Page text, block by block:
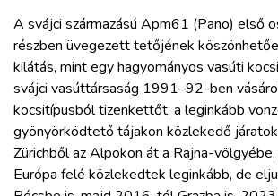
A svájci származású Apm61 (Pano) első
részben üvegezett tetőjének
kilátás, mint egy hagyományos vasúti
svájci vasúttársaság 1991–92-ben
kocsitípusból tizenkettőt, a leginkább
gyönyörködtető tájakon közlekedő
Zürichből az Alpokon át a Rajna-
Európa felé közlekedtek leginkább, de